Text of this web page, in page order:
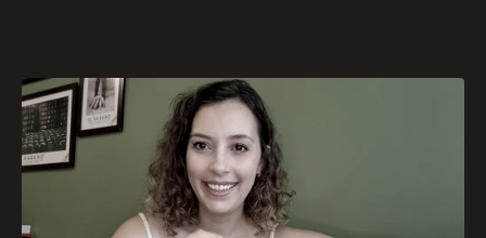
A formação de cigar sommelier é uma
especialização profissionalizante, projetada para
proporcionar conhecimentos e habilidades no